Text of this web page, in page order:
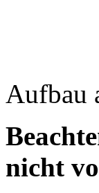
Aufbau
nicht